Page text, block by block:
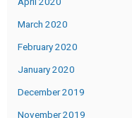
March 2020
February 2020
January 2020
December 2019
November 2019